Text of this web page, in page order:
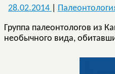
28.02.2014
Группа палеонтологов из
необычного вида,